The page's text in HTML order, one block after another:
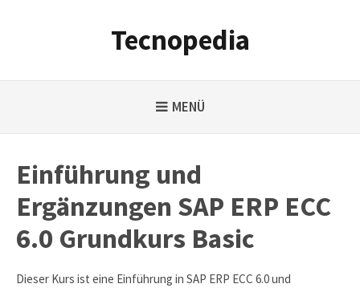
Tecnopedia
MENÜ
Einführung und
Ergänzungen SAP ERP ECC
6.0 Grundkurs Basic
Dieser Kurs ist eine Einführung in SAP ERP ECC 6.0 und